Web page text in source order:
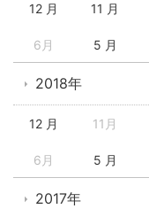
12 月 11 月
6月 5 月
2018年
12 月 11月
6月 5 月
2017年